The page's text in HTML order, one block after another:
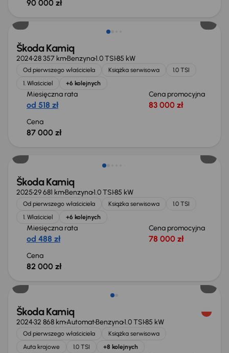
90 000 zł
Škoda Kamiq
202428 357 kmBenzyna1.0 TSI85 kW
Od pierwszego właściciela Książka serwisowa
1.0 TSI
1. Właściciel
+6 kolejnych
Miesięczna rata
od 518 zł
Cena promocyjna
83 000 zł
Cena
87 000 zł
Škoda Kamiq
202529 681 kmBenzyna1.0 TSI85 kW
Od pierwszego właściciela Książka serwisowa
1.0 TSI
1. Właściciel
+6 kolejnych
Miesięczna rata
od 488 zł
Cena promocyjna
78 000 zł
Cena
82 000 zł
Od nowego taniej o 34 000 zł
Škoda Kamiq
202432 868 kmAutomatBenzyna1.0 TSI85 kW
Od pierwszego właściciela
Książka serwisowa
Auta krajowe
1.0 TSI +8 kolejnych